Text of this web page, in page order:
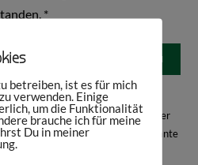
*
und Texterin. Hier schreibe ich über
spannende Bücher und interessante
betreiben, ist es für mich
verwenden. Einige
um die Funktionalität
brauche ich für meine
Du in meiner